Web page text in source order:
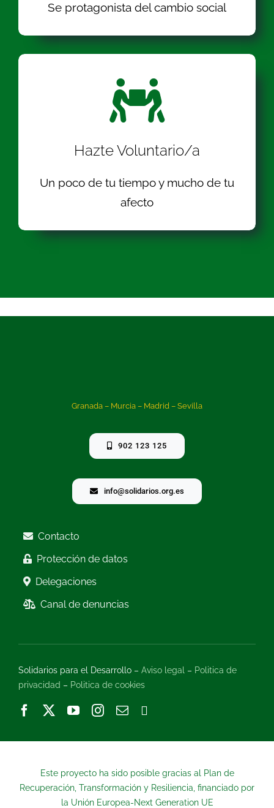
Se protagonista del cambio social
Hazte Voluntario/a
Un poco de tu tiempo y mucho de tu
afecto
Granada – Murcia – Madrid – Sevilla
902 123 125
info@solidarios.org.es
Contacto
Protección de datos
Delegaciones
Canal de denuncias
Solidarios para el Desarrollo – Aviso legal – Politica de
privacidad – Politica de cookies
Este proyecto ha sido posible gracias al Plan de
Recuperación, Transformación y Resiliencia, financiado por
la Unión Europea-Next Generation UE